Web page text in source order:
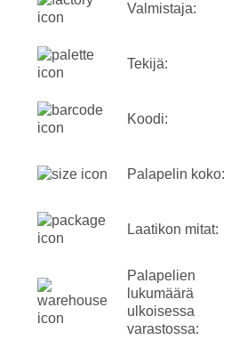
Valmistaja:
Tekijä:
Koodi:
Palapelin koko:
Laatikon mitat:
Palapelien
lukumäärä
ulkoisessa
varastossa: